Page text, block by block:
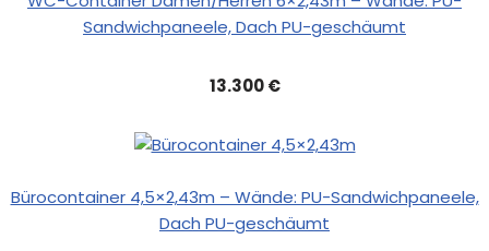
Sandwichpaneele, Dach PU-geschäumt
13.300 €
Bürocontainer 4,5×2,43m – Wände: PU-Sandwichpaneele,
Dach PU-geschäumt